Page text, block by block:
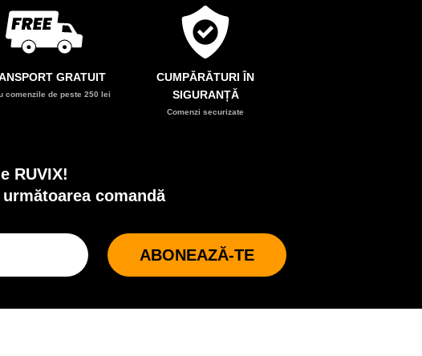
GRATUIT
comenzile de peste 250 lei
CUMPĂRĂTURI ÎN
SIGURANȚĂ
Comenzi securizate
RUVIX!
comandă
ABONEAZĂ-TE